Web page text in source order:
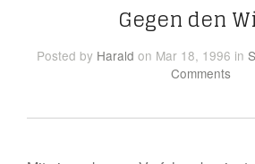
Gegen den
Posted by Harald on Mar 18, 1996 in
Comments